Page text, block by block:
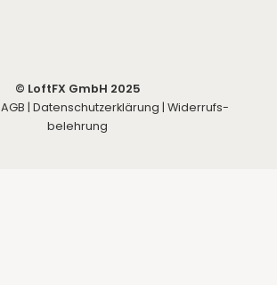
© LoftFX GmbH 2025
AGB | Datenschutzerklärung | Widerrufs­
belehrung